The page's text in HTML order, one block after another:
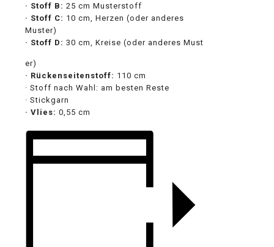
· Stoff B: 25 cm Musterstoff
· Stoff C: 10 cm, Herzen (oder anderes
Muster)
· Stoff D: 30 cm, Kreise (oder anderes Must
relaisvih12
er)
· Rückenseitenstoff: 110 cm
· Stoff nach Wahl: am besten Reste
· Stickgarn
· Vlies: 0,55 cm